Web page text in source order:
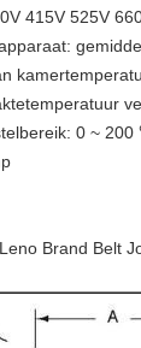
415V 525V
0 ~
Brand Belt